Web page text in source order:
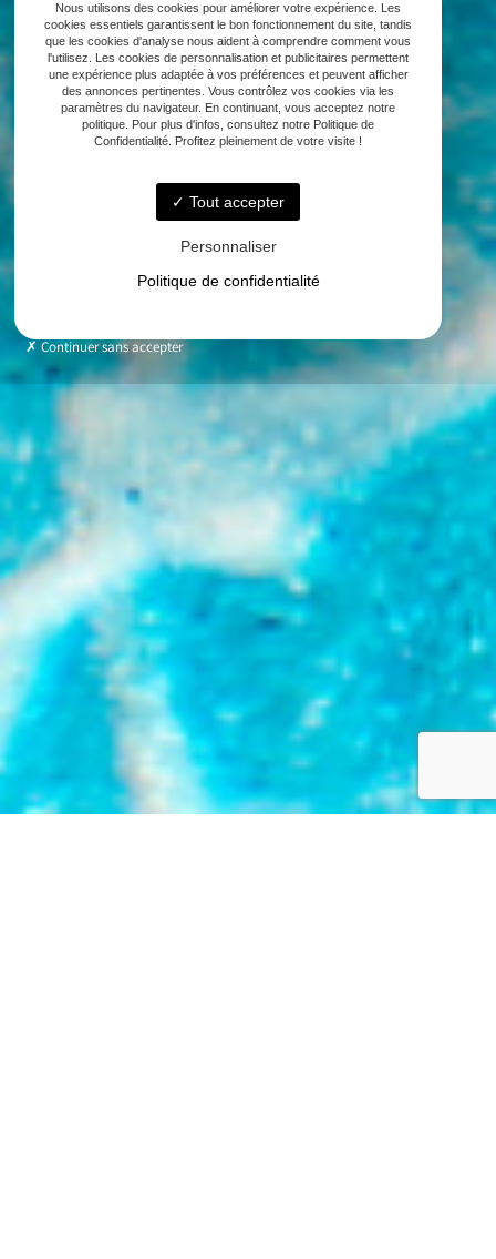
Nous utilisons des cookies pour améliorer votre expérience. Les
cookies essentiels garantissent le bon fonctionnement du site, tandis
que les cookies d'analyse nous aident à comprendre comment vous
l'utilisez. Les cookies de personnalisation et publicitaires permettent
une expérience plus adaptée à vos préférences et peuvent afficher
des annonces pertinentes. Vous contrôlez vos cookies via les
paramètres du navigateur. En continuant, vous acceptez notre
politique. Pour plus d'infos, consultez notre Politique de
Confidentialité. Profitez pleinement de votre visite !
Tout accepter
Personnaliser
Politique de confidentialité
Continuer sans accepter